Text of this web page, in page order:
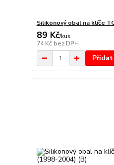
Silikonový obal na klíče
89 Kč/kus
74 Kč bez DPH